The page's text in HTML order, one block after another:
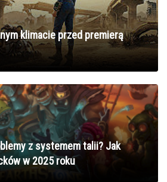
klimacie przed premierą
z systemem talii? Jak
w 2025 roku